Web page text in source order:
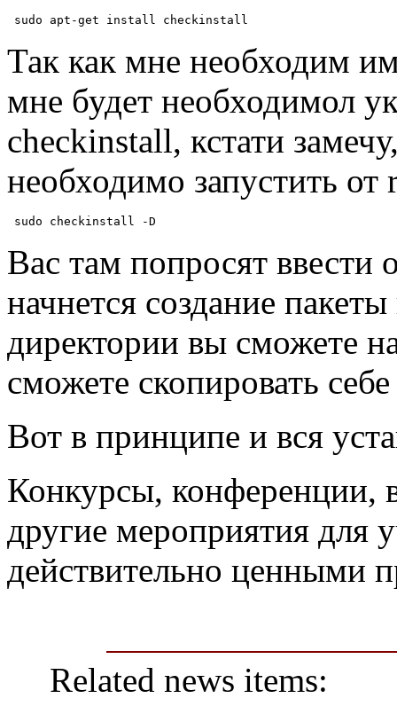
sudo apt-get install checkinstall
Так как мне необходим
мне будет необходимол
checkinstall, кстати
необходимо запустить от
sudo checkinstall -D
Вас там попросят ввести
начнется создание
директории вы сможете
сможете скопировать
Вот в принципе и вся
Конкурсы, конференции,
другие мероприятия для
действительно ценными
Related news items: